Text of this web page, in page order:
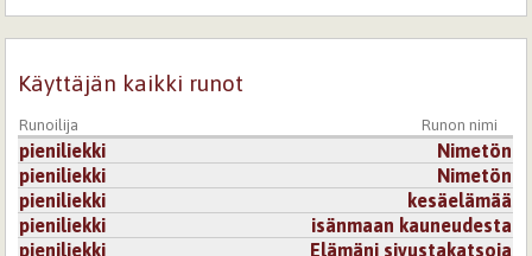
Käyttäjän kaikki runot
Runoilija Runon nimi
pieniliekki
Nimetön
pieniliekki
Nimetön
pieniliekki
kesäelämää
pieniliekki
isänmaan kauneudesta
pieniliekki
Elämäni sivustakatsoja